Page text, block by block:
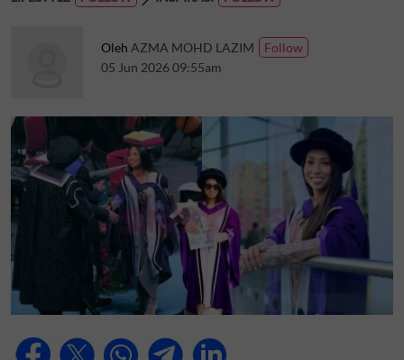
Oleh AZMA MOHD LAZIM
05 Jun 2026 09:55am